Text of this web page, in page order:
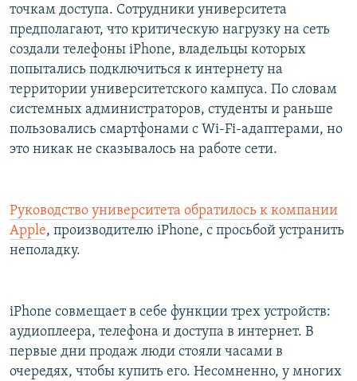
точкам доступа. Сотрудники университета
предполагают, что критическую нагрузку на сеть
создали телефоны iPhone, владельцы которых
попытались подключиться к интернету на
территории университетского кампуса. По словам
системных администраторов, студенты и раньше
пользовались смартфонами с Wi-Fi-адаптерами, но
это никак не сказывалось на работе сети.
Руководство университета обратилось к компании
Apple, производителю iPhone, с просьбой устранить
неполадку.
iPhone совмещает в себе функции трех устройств:
аудиоплеера, телефона и доступа в интернет. В
первые дни продаж люди стояли часами в
очередях, чтобы купить его. Несомненно, у многих